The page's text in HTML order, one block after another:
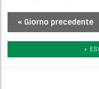
Navigazione
per
giorno
« Giorno precedente
+